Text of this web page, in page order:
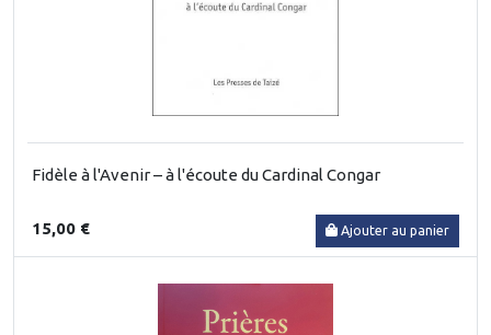
Fidèle à l'Avenir – à l'écoute du Cardinal Congar
15,00 € Ajouter au panier